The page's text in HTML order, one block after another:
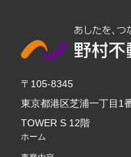
〒105-8345
東京都港区芝浦一丁目1
TOWER S 12階
ホーム